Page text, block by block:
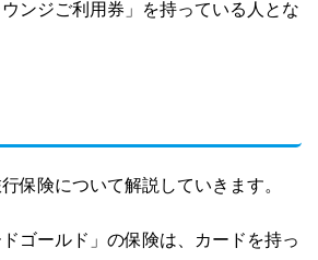
ウンジご利用券」を持っている人とな
保険について解説していきます。
ゴールド」の保険は、カードを持っ